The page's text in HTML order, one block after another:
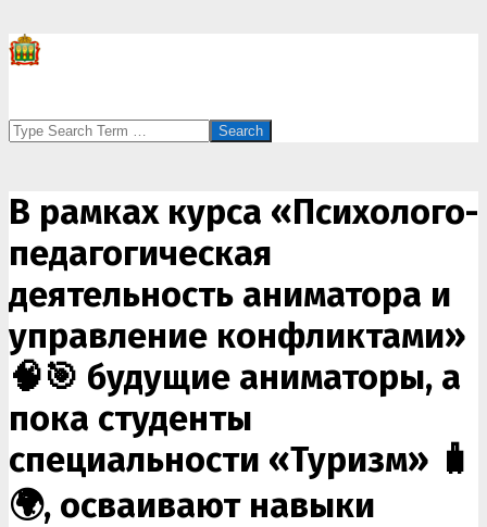
Search
В рамках курса «Психолого-
педагогическая
деятельность аниматора и
управление конфликтами»
🧠🎯 будущие аниматоры, а
пока студенты
специальности «Туризм» 🧳
🌍, осваивают навыки